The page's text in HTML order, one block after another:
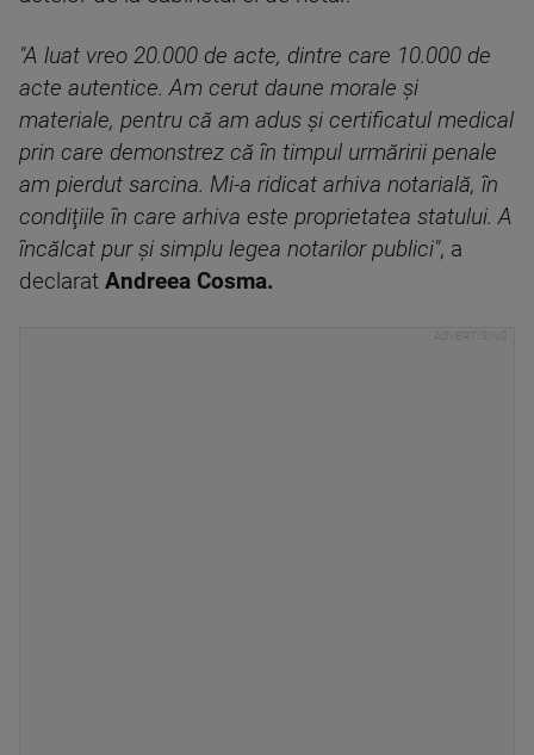
"A luat vreo 20.000 de acte, dintre care 10.000 de
acte autentice. Am cerut daune morale şi
materiale, pentru că am adus şi certificatul medical
prin care demonstrez că în timpul urmăririi penale
am pierdut sarcina. Mi-a ridicat arhiva notarială, în
condiţiile în care arhiva este proprietatea statului. A
încălcat pur şi simplu legea notarilor publici", a
declarat Andreea Cosma.